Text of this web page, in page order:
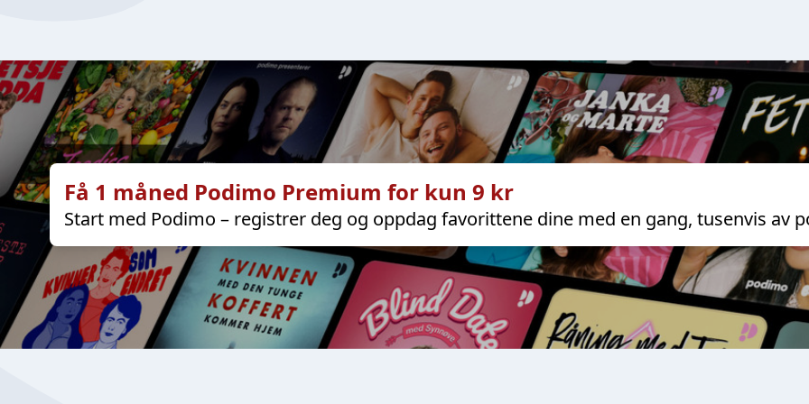
Få 1 måned Podimo Premium for kun 9 kr
Start med Podimo – registrer deg og oppdag favorittene dine med en gang, tusenvis av